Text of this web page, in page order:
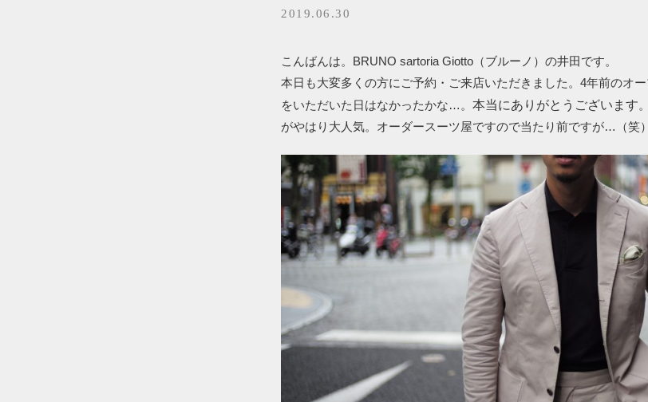
2019.06.30
こんばんは。BRUNO sartoria Giotto（ブルーノ）の井田です。
本日も大変多くの方にご予約・ご来店いただきました。4年前のオ
をいただいた日はなかったかな…。 本当にありがとうございます
がやはり大人気。オーダースーツ屋ですので当たり前ですが…（笑）